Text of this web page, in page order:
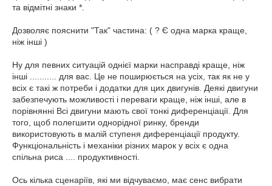
та відмітні знаки *.
Дозволяє пояснити "Так" частина: ( ? Є одна марка краще,
ніж інші )
Ну для певних ситуацій однієї марки насправді краще, ніж
інші ........... для вас. Це не поширюється на усіх, так як не у
всіх є такі ж потреби і додатки для цих двигунів. Деякі двигуни
забезпечують можливості і переваги краще, ніж інші, але в
порівнянні Всі двигуни мають свої тонкі диференціації. Для
того, щоб полегшити однорідної ринку, бренди
використовують в малій ступеня диференціації продукту.
Функціональність і механіки різних марок у всіх є одна
спільна риса .... продуктивності.
Ось кілька сценаріїв, які ми відчуваємо, має сенс вибрати